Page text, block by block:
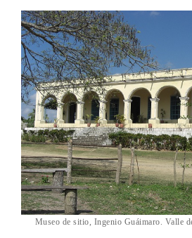
Museo de sitio, Ingenio Guáimaro. Valle